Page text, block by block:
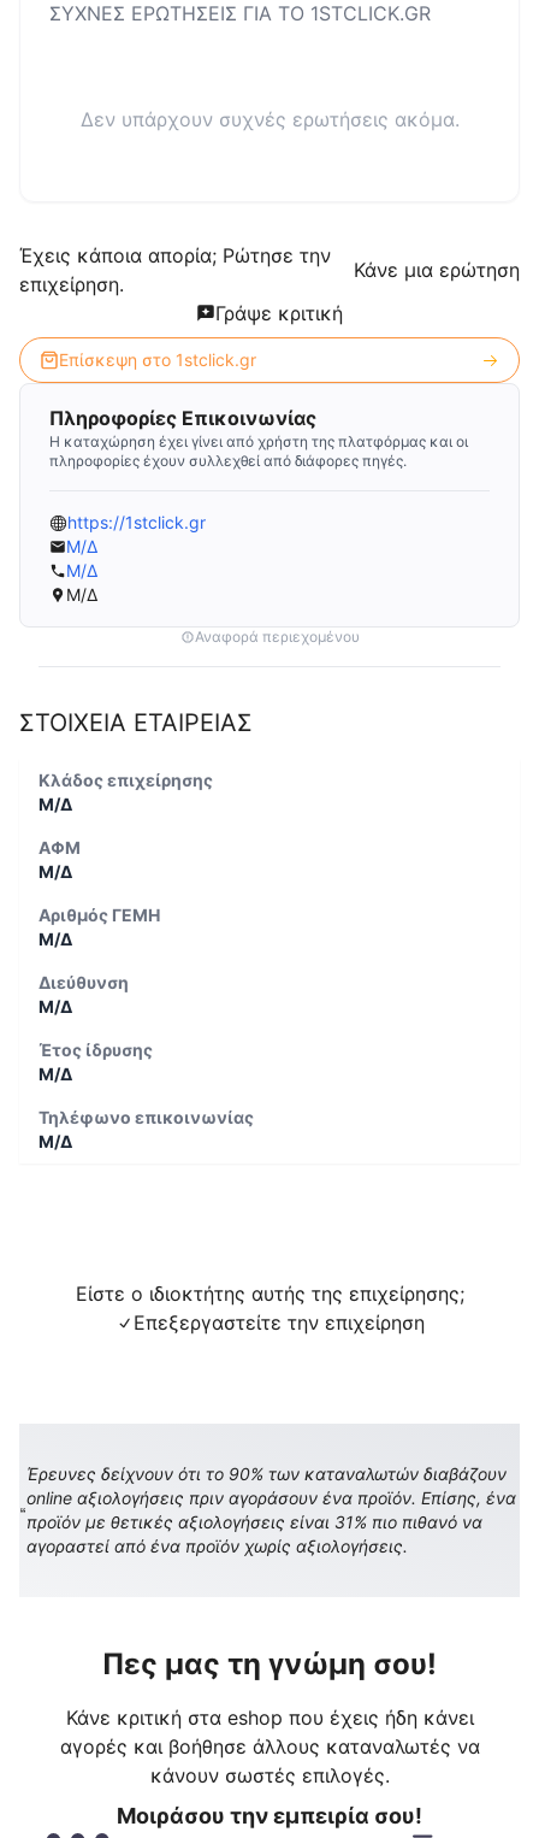
ΣΥΧΝΕΣ ΕΡΩΤΗΣΕΙΣ ΓΙΑ ΤΟ 1STCLICK.GR
Δεν υπάρχουν συχνές ερωτήσεις ακόμα.
Έχεις κάποια απορία; Ρώτησε την
επιχείρηση.
Κάνε μια ερώτηση
Γράψε κριτική
Επίσκεψη στο 1stclick.gr
Πληροφορίες Επικοινωνίας
Η καταχώρηση έχει γίνει από χρήστη της πλατφόρμας και οι
πληροφορίες έχουν συλλεχθεί από διάφορες πηγές.
https://1stclick.gr
Μ/Δ
Μ/Δ
Μ/Δ
Αναφορά περιεχομένου
ΣΤΟΙΧΕΙΑ ΕΤΑΙΡΕΙΑΣ
Κλάδος επιχείρησης
Μ/Δ
ΑΦΜ
Μ/Δ
Αριθμός ΓΕΜΗ
Μ/Δ
Διεύθυνση
Μ/Δ
Έτος ίδρυσης
Μ/Δ
Τηλέφωνο επικοινωνίας
Μ/Δ
Είστε ο ιδιοκτήτης αυτής της επιχείρησης;
Επεξεργαστείτε την επιχείρηση
Έρευνες δείχνουν ότι το 90% των καταναλωτών διαβάζουν
online αξιολογήσεις πριν αγοράσουν ένα προϊόν. Επίσης, ένα
προϊόν με θετικές αξιολογήσεις είναι 31% πιο πιθανό να
αγοραστεί από ένα προϊόν χωρίς αξιολογήσεις.
Πες μας τη γνώμη σου!
Κάνε κριτική στα eshop που έχεις ήδη κάνει
αγορές και βοήθησε άλλους καταναλωτές να
κάνουν σωστές επιλογές.
Μοιράσου την εμπειρία σου!